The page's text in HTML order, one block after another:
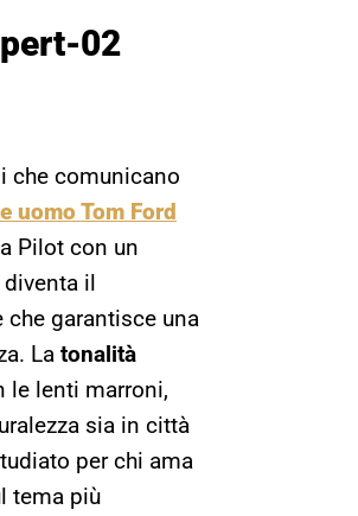
02
che comunicano
uomo Tom Ford
Pilot con un
il
garantisce una
La tonalità
le lenti marroni,
sia in città
per chi ama
tema più